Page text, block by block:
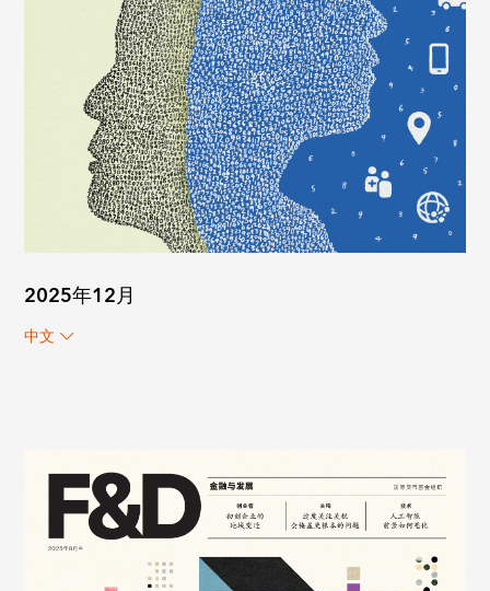
2025年12月
中文